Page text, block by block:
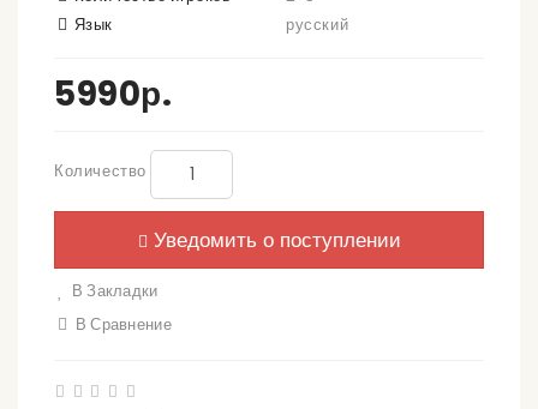
Язык
русский
5990р.
Количество
Уведомить о поступлении
В Закладки
В Сравнение